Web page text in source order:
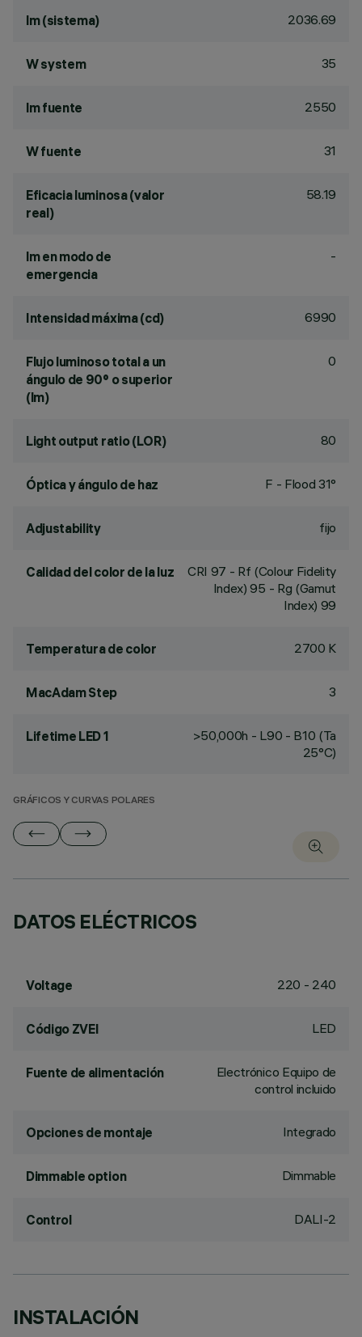
lm (sistema) 2036.69
W system 35
lm fuente 2550
W fuente 31
Eficacia luminosa (valor
real)
58.19
lm en modo de
emergencia
-
Intensidad máxima (cd) 6990
Flujo luminoso total a un
ángulo de 90° o superior
(lm)
0
Light output ratio (LOR) 80
Óptica y ángulo de haz F - Flood 31°
Adjustability fijo
Calidad del color de la luz CRI 97 - Rf (Colour Fidelity
Index) 95 - Rg (Gamut
Index) 99
Temperatura de color 2700 K
MacAdam Step 3
Lifetime LED 1
>50,000h - L90 - B10 (Ta
25°C)
GRÁFICOS Y CURVAS POLARES
DATOS ELÉCTRICOS
Voltage 220 - 240
Código ZVEI LED
Fuente de alimentación
Electrónico Equipo de
control incluido
Opciones de montaje Integrado
Dimmable option Dimmable
Control DALI-2
INSTALACIÓN